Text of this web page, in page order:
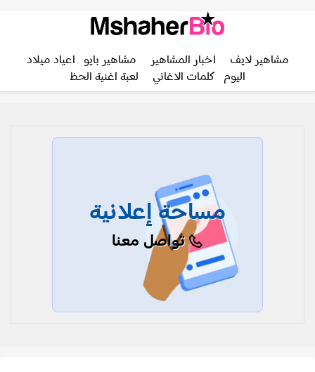
مشاهير لايف اخبار المشاهير مشاهير بايو
اعياد ميلاد
اليوم
كلمات الاغاني لعبة اغنية الحظ
مساحة إعلانية
تواصل معنا